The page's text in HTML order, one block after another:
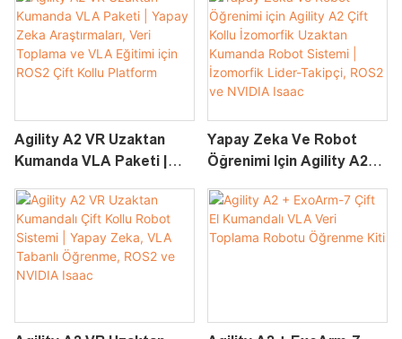
Öğrenimi Ve Hızlı Kavram
Kanıtı Doğrulaması Için
Lider-Takipçi Çift Kollu
Öğrenimi Ve Hızlı POC
Doğrulaması Için Giyilebilir
Çift Elle Kumanda
Platformu
Agility A2 VR Uzaktan
Kumanda VLA Paketi |
Veri Toplama Ve VLA
Eğitimi Için ROS2 Çift
Kollu Platform
Yapay Zeka Ve Robot
Öğrenimi Için Agility A2
Uzaktan Kumanda Robot
Sistemi | İzomorfik Lider-
Takipçi, ROS2 Ve NVIDIA